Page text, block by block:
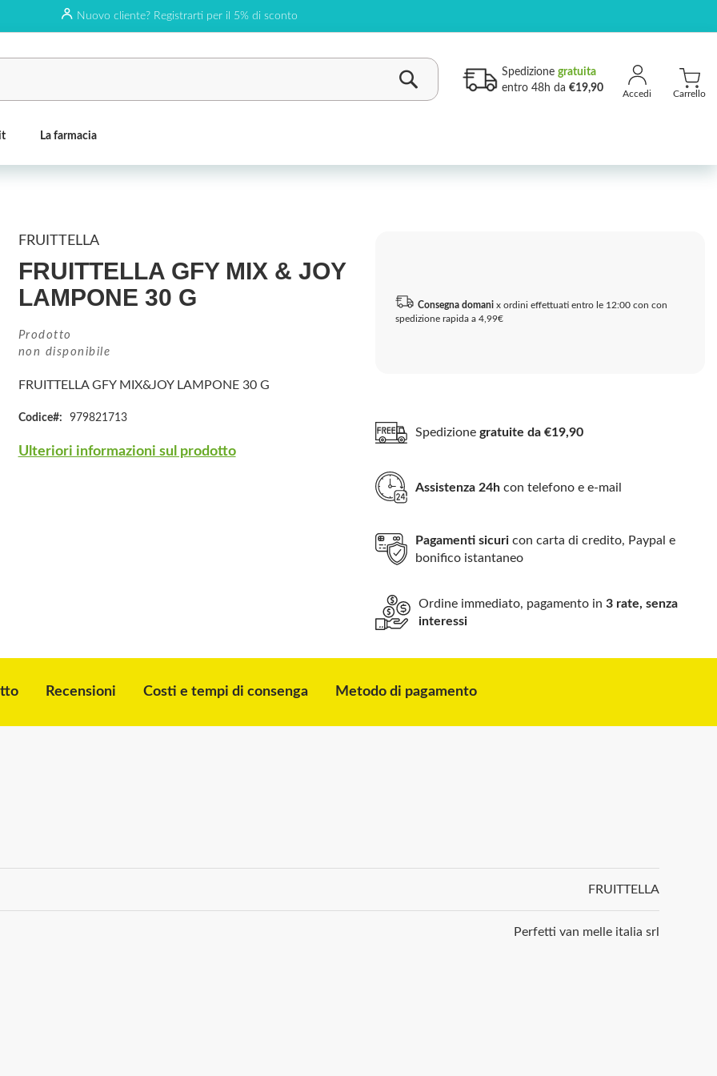
Nuovo cliente? Registrarti per il 5% di sconto
Carrello
Spedizione gratuita
entro 48h da €19,90
La farmacia
FRUITTELLA
FRUITTELLA GFY MIX & JOY
LAMPONE 30 G
Prodotto
non disponibile
FRUITTELLA GFY MIX&JOY LAMPONE 30 G
Codice 979821713
Ulteriori informazioni sul prodotto
Consegna domani x ordini effettuati entro le 12:00 con con
spedizione rapida a 4,99€
Spedizionegratuite da €19,90
Assistenza 24h con telefono e e-mail
Pagamenti sicuri con carta di credito, Paypal e
bonifico istantaneo
Ordine immediato, pagamento in3 rate, senza
interessi
Recensioni Costi e tempi di consenga Metodo di pagamento
FRUITTELLA
Perfetti van melle italia srl